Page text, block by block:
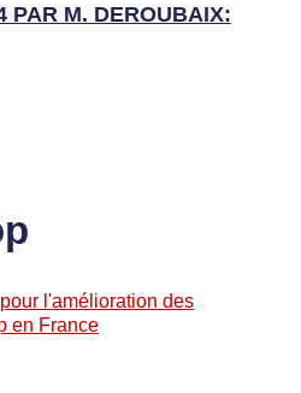
PAR M. DEROUBAIX:
l'amélioration des
en France